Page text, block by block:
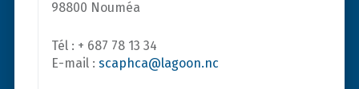
98800 Nouméa
Tél : + 687 78 13 34
E-mail : scaphca@lagoon.nc